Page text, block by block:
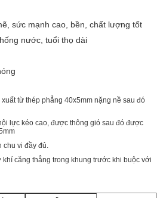
sức mạnh cao, bền, chất lượng tốt
nước, tuổi thọ dài
từ ​​thép phẳng 40x5mm nặng nề sau đó
lực kéo cao, được thông gió sau đó được
chu vi đầy đủ.
căng thẳng trong khung trước khi buộc với